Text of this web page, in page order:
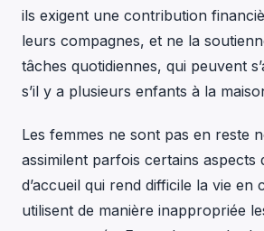
ils exigent une contribution
leurs compagnes, et ne la
tâches quotidiennes, qui peuvent
s’il y a plusieurs enfants à la
Les femmes ne sont pas en reste
assimilent parfois certains aspects
d’accueil qui rend difficile la vie en
utilisent de manière inappropriée